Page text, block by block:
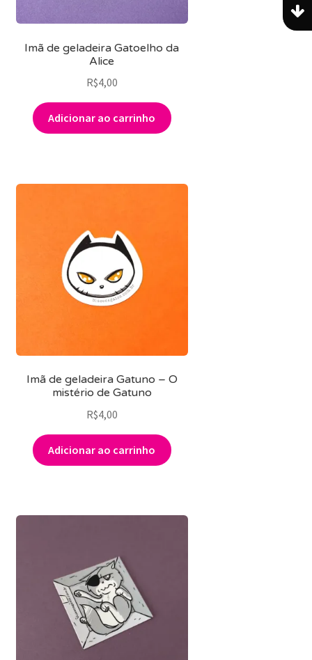
Imã de geladeira Gatoelho da
Alice
R$4,00
Adicionar ao carrinho
Imã de geladeira Gatuno – O
mistério de Gatuno
R$4,00
Adicionar ao carrinho